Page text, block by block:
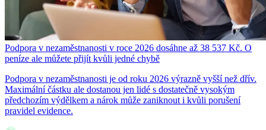
Podpora v nezaměstnanosti v roce 2026 dosáhne až 38 537 Kč. O
peníze ale můžete přijít kvůli jedné chybě
Podpora v nezaměstnanosti je od roku 2026 výrazně vyšší než dřív.
Maximální částku ale dostanou jen lidé s dostatečně vysokým
předchozím výdělkem a nárok může zaniknout i kvůli porušení
pravidel evidence.